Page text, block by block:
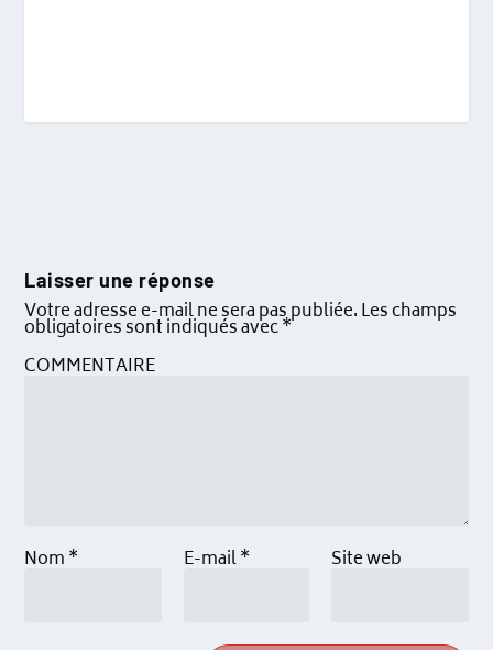
Laisser une réponse
Votre adresse e-mail ne sera pas publiée.Les champs
obligatoires sont indiqués avec*
COMMENTAIRE
Nom* E-mail* Site web